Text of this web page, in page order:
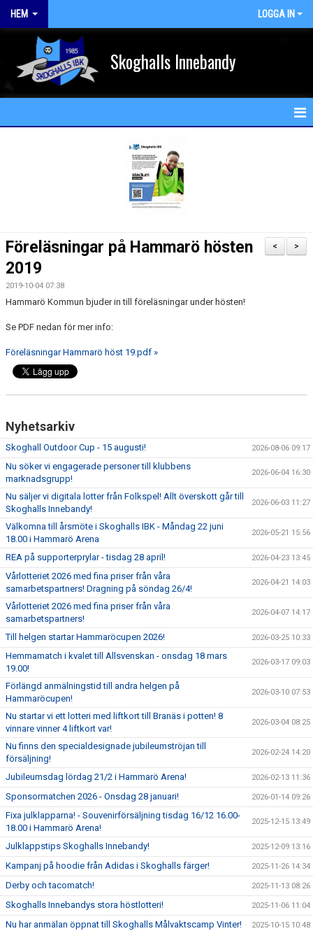
HEM LOGGA IN
Skoghalls Innebandy
MATCHER
SOUVENIRER
KONTAKTA OSS
>
<
Föreläsningar på Hammarö hösten
2019
2019-10-04 07:38
Hammarö Kommun bjuder in till föreläsningar under hösten!
Se PDF nedan för mer info:
Föreläsningar Hammarö höst 19.pdf »
Nyhetsarkiv
Skoghall Outdoor Cup - 15 augusti! 2026-08-06 09:17
Nu söker vi engagerade personer till klubbens
marknadsgrupp!
2026-06-04 16:30
Nu säljer vi digitala lotter från Folkspel! Allt överskott går till
Skoghalls Innebandy!
2026-06-03 11:27
Välkomna till årsmöte i Skoghalls IBK - Måndag 22 juni
18.00 i Hammarö Arena
2026-05-21 15:56
REA på supporterprylar - tisdag 28 april! 2026-04-23 13:45
Vårlotteriet 2026 med fina priser från våra
samarbetspartners! Dragning på söndag 26/4!
2026-04-21 14:03
Vårlotteriet 2026 med fina priser från våra
samarbetspartners!
2026-04-07 14:17
Till helgen startar Hammaröcupen 2026! 2026-03-25 10:33
Hemmamatch i kvalet till Allsvenskan - onsdag 18 mars
19.00!
2026-03-17 09:03
Förlängd anmälningstid till andra helgen på
Hammaröcupen!
2026-03-10 07:53
Nu startar vi ett lotteri med liftkort till Branäs i potten! 8
vinnare vinner 4 liftkort var!
2026-03-04 08:25
Nu finns den specialdesignade jubileumströjan till
försäljning!
2026-02-24 14:20
Jubileumsdag lördag 21/2 i Hammarö Arena! 2026-02-13 11:36
Sponsormatchen 2026 - Onsdag 28 januari! 2026-01-14 09:26
Fixa julklapparna! - Souvenirförsäljning tisdag 16/12 16.00-
18.00 i Hammarö Arena!
2025-12-15 13:49
Julklappstips Skoghalls Innebandy! 2025-12-09 13:16
Kampanj på hoodie från Adidas i Skoghalls färger! 2025-11-26 14:34
Derby och tacomatch! 2025-11-13 08:26
Skoghalls Innebandys stora höstlotteri! 2025-11-06 11:04
Nu har anmälan öppnat till Skoghalls Målvaktscamp Vinter! 2025-10-15 10:48